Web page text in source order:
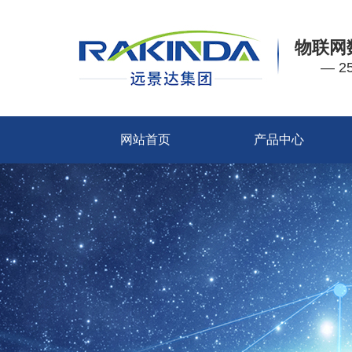
物联网
—
网站首页 产品中心